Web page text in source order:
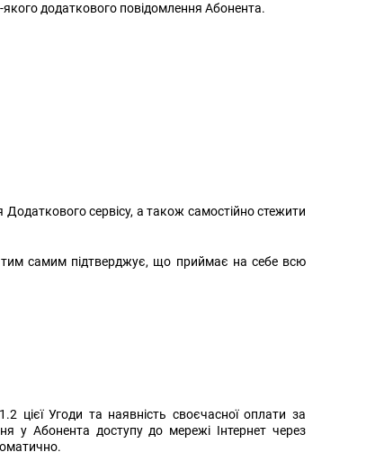
додаткового повідомлення Абонента.
сервісу, а також самостійно стежити
тим самим підтверджує, що приймає на себе всю
цієї Угоди та наявність своєчасної оплати за
у Абонента доступу до мережі Інтернет через